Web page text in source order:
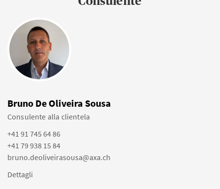
Bruno De Oliveira Sousa
Consulente alla clientela
+41 91 745 64 86
+41 79 938 15 84
bruno.deoliveirasousa@axa.ch
Dettagli